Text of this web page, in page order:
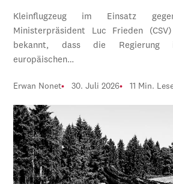
Kleinflugzeug im Einsatz
Ministerpräsident Luc Frieden
bekannt, dass die Regierung
europäischen…
Erwan Nonet 30. Juli 2026 11 Min.